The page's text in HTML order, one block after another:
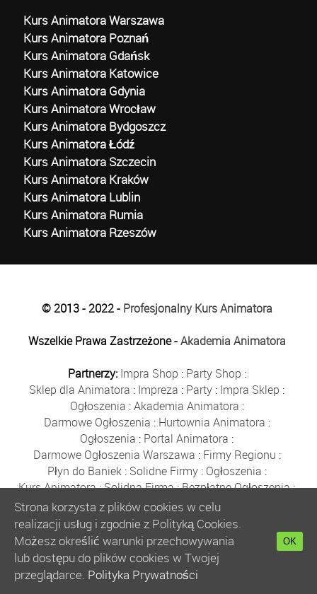
Kurs Animatora Warszawa
Kurs Animatora Poznań
Kurs Animatora Gdańsk
Kurs Animatora Katowice
Kurs Animatora Gdynia
Kurs Animatora Wrocław
Kurs Animatora Bydgoszcz
Kurs Animatora Łódź
Kurs Animatora Szczecin
Kurs Animatora Kraków
Kurs Animatora Lublin
Kurs Animatora Rumia
Kurs Animatora Rzeszów
© 2013 - 2022 - Profesjonalny Kurs Animatora
Wszelkie Prawa Zastrzeżone -Akademia Animatora
Partnerzy: Impra Shop : Party Shop :
Sklep dla Animatora : Impreza : Party : Impra Sklep :
Ogłoszenia :Akademia Animatora :
Darmowe Ogłoszenia : Hurtownia Animatora :
Ogłoszenia : Portal Animatora :
Darmowe Ogłoszenia Warszawa : Firmy Regionu :
Płyn do Baniek: Solidne Firmy: Ogłoszenia :
Kurs Animatora:Solidna Firma:Bezpłatne Ogłoszenia:
Animator Czasu Wolnego:
Bezpłatne Ogłoszenia Warszawa:sklep animatora
Bańki Mydlane:Bezpłatne Ogłoszenia
Szkolenie Animatorów:Kurs Animatora
:
Kurs Animatora Warszawa :Rumia
Kurs Animatora Poznań:
Strona korzysta z plików cookies w celu
realizacji usług i zgodnie z Polityką Cookies.
Możesz określić warunki przechowywania
lub dostępu do plików cookies w Twojej
przeglądarce. Polityka Prywatności
OK